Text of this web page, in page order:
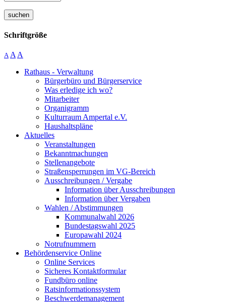
suchen
Schriftgröße
A A A
Rathaus - Verwaltung
Bürgerbüro und Bürgerservice
Was erledige ich wo?
Mitarbeiter
Organigramm
Kulturraum Ampertal e.V.
Haushaltspläne
Aktuelles
Veranstaltungen
Bekanntmachungen
Stellenangebote
Straßensperrungen im VG-Bereich
Ausschreibungen / Vergabe
Information über Ausschreibungen
Information über Vergaben
Wahlen / Abstimmungen
Kommunalwahl 2026
Bundestagswahl 2025
Europawahl 2024
Notrufnummern
Behördenservice Online
Online Services
Sicheres Kontaktformular
Fundbüro online
Ratsinformationssystem
Beschwerdemanagement